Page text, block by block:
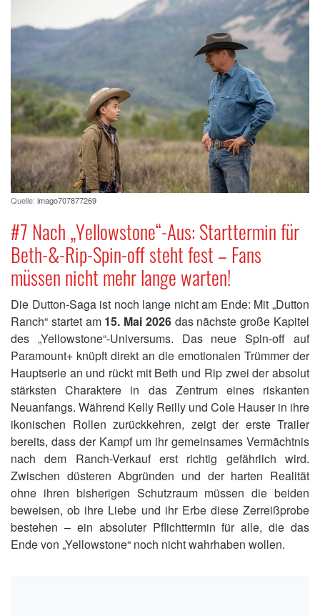
Quelle: imago707877269
#7 Nach „Yellowstone“-Aus: Starttermin für
Beth-&-Rip-Spin-off steht fest – Fans
müssen nicht mehr lange warten!
Die Dutton-Saga ist noch lange nicht am Ende: Mit „Dutton
Ranch“ startet am15. Mai 2026das nächste große Kapitel
des „Yellowstone“-Universums. Das neue Spin-off auf
Paramount+ knüpft direkt an die emotionalen Trümmer der
Hauptserie an und rückt mit Beth und Rip zwei der absolut
stärksten Charaktere in das Zentrum eines riskanten
Neuanfangs. Während Kelly Reilly und Cole Hauser in ihre
ikonischen Rollen zurückkehren, zeigt der erste Trailer
bereits, dass der Kampf um ihr gemeinsames Vermächtnis
nach dem Ranch-Verkauf erst richtig gefährlich wird.
Zwischen düsteren Abgründen und der harten Realität
ohne ihren bisherigen Schutzraum müssen die beiden
beweisen, ob ihre Liebe und ihr Erbe diese Zerreißprobe
bestehen – ein absoluter Pflichttermin für alle, die das
Ende von „Yellowstone“ noch nicht wahrhaben wollen.